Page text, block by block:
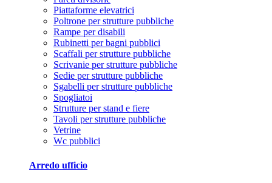
Piattaforme elevatrici
Poltrone per strutture pubbliche
Rampe per disabili
Rubinetti per bagni pubblici
Scaffali per strutture pubbliche
Scrivanie per strutture pubbliche
Sedie per strutture pubbliche
Sgabelli per strutture pubbliche
Spogliatoi
Strutture per stand e fiere
Tavoli per strutture pubbliche
Vetrine
Wc pubblici
Arredo ufficio